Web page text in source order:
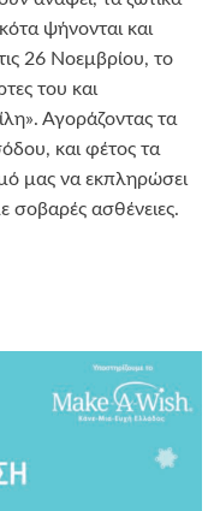
ψήνονται και
26 Νοεμβρίου, το
του και
Αγοράζοντας τα
και φέτος τα
μας να εκπληρώσει
σοβαρές ασθένειες.